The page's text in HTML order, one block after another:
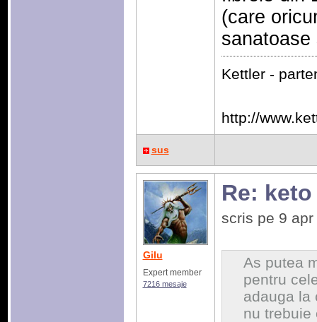
(care
sanatoase
Kettler -
http://
sus
Gilu
Expert member
7216 mesaje
Re: keto
scris pe 9
As putea
pentru
adauga la
nu trebuie